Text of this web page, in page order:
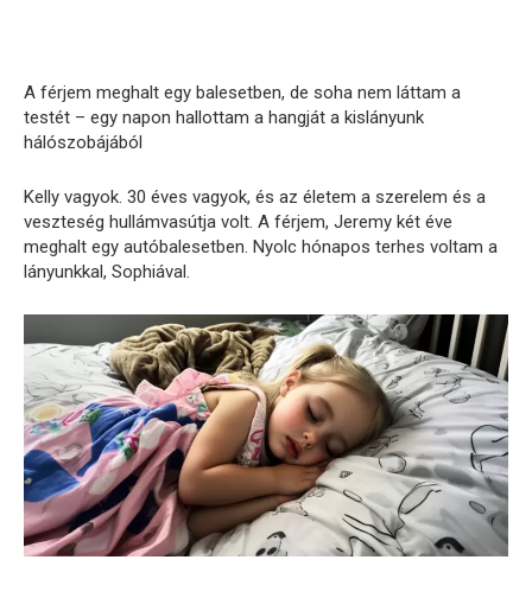
A férjem meghalt egy balesetben, de soha nem láttam a
testét – egy napon hallottam a hangját a kislányunk
hálószobájából
Kelly vagyok. 30 éves vagyok, és az életem a szerelem és a
veszteség hullámvasútja volt. A férjem, Jeremy két éve
meghalt egy autóbalesetben. Nyolc hónapos terhes voltam a
lányunkkal, Sophiával.